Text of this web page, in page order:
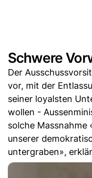
Schwere
Der
vor, mit der
seiner loyalsten
wollen -
solche Massnahme
unserer
untergraben»,